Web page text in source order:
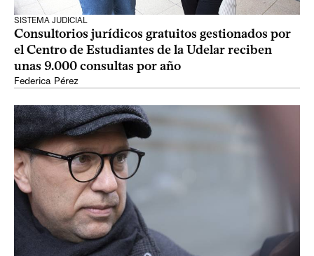
SISTEMA JUDICIAL
Consultorios jurídicos gratuitos gestionados por
el Centro de Estudiantes de la Udelar reciben
unas 9.000 consultas por año
Federica Pérez